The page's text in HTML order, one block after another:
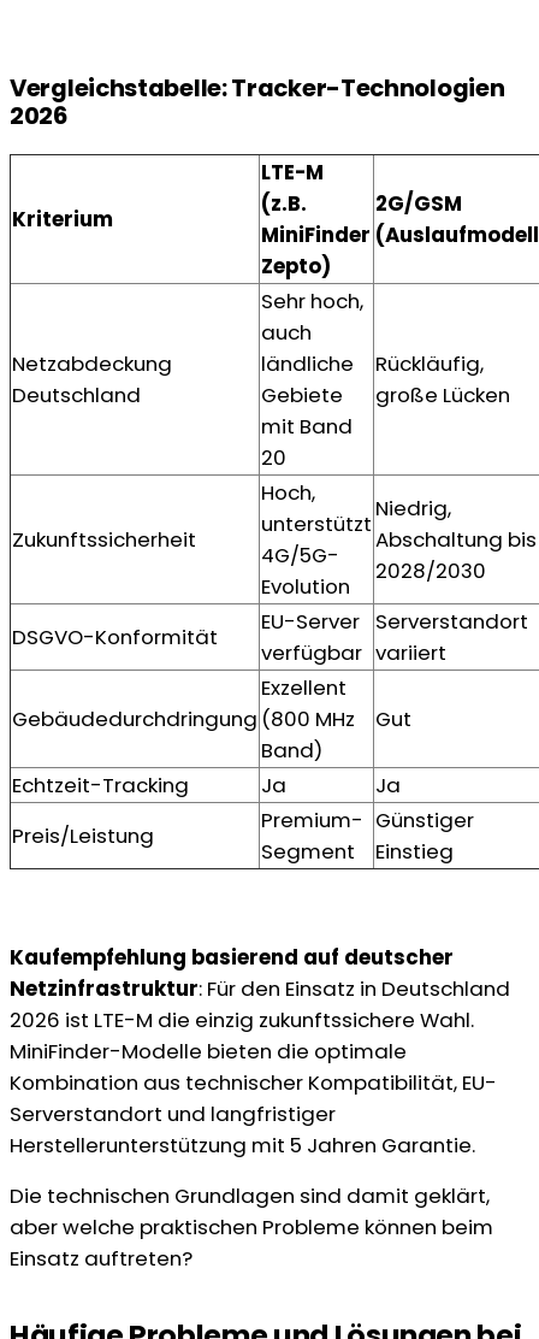
Vergleichstabelle: Tracker-Technologien
2026
Kriterium
LTE-M
(z.B.
MiniFinder
Zepto)
2G/GSM
Netzabdeckung
Deutschland
Sehr hoch,
auch
ländliche
Gebiete
mit Band
20
Rückläufig,
große Lücken
Zukunftssicherheit
Hoch,
unterstützt
4G/5G-
Evolution
Niedrig,
Abschaltung bis
2028/2030
DSGVO-Konformität
EU-Server
verfügbar
Serverstandort
variiert
Gebäudedurchdringung
Exzellent
(800 MHz
Band)
Gut
Echtzeit-Tracking Ja
Ja
Preis/Leistung
Premium-
Segment
Günstiger
Einstieg
Kaufempfehlung basierend auf deutscher
Netzinfrastruktur: Für den Einsatz in Deutschland
2026 ist LTE-M die einzig zukunftssichere Wahl.
MiniFinder-Modelle bieten die optimale
Kombination aus technischer Kompatibilität, EU-
Serverstandort und langfristiger
Herstellerunterstützung mit 5 Jahren Garantie.
Die technischen Grundlagen sind damit geklärt,
aber welche praktischen Probleme können beim
Einsatz auftreten?